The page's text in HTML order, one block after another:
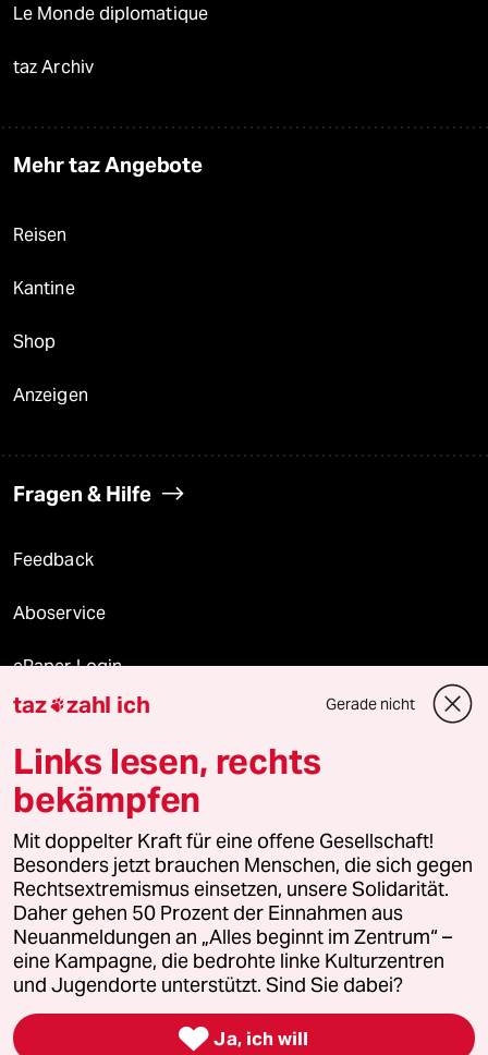
Le Monde diplomatique
taz Archiv
Mehr taz Angebote
Reisen
Kantine
Shop
Anzeigen
Fragen & Hilfe
Feedback
Aboservice
ePaper Login
Downloads für Abonnierende
© 2026 taz Verlags und Vertriebs GmbH
Alle Rechte vorbehalten. Bei rechtlichen Fragen oder für Genehmigungen
wenden Sie sich bitte an
lizenzen@taz.de
Feedback Redaktionsstatut Kommune-Richtlinien
Leitlinie Informant Datenschutz Impressum AGB
Seitenwende Einwilligungen widerrufen (Ads)
taz zahl ich Gerade nicht
Links lesen, rechts
bekämpfen
Mit doppelter Kraft für eine offene Gesellschaft!
Besonders jetzt brauchen Menschen, die sich gegen
Rechtsextremismus einsetzen, unsere Solidarität.
Daher gehen 50 Prozent der Einnahmen aus
Neuanmeldungen an „Alles beginnt im Zentrum“ –
eine Kampagne, die bedrohte linke Kulturzentren
und Jugendorte unterstützt. Sind Sie dabei?
 Ja, ich will